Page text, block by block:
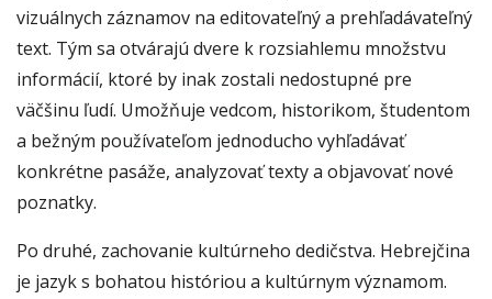
vizuálnych záznamov na editovateľný a prehľadávateľný
text. Tým sa otvárajú dvere k rozsiahlemu množstvu
informácií, ktoré by inak zostali nedostupné pre
väčšinu ľudí. Umožňuje vedcom, historikom, študentom
a bežným používateľom jednoducho vyhľadávať
konkrétne pasáže, analyzovať texty a objavovať nové
poznatky.
Po druhé, zachovanie kultúrneho dedičstva. Hebrejčina
je jazyk s bohatou históriou a kultúrnym významom.